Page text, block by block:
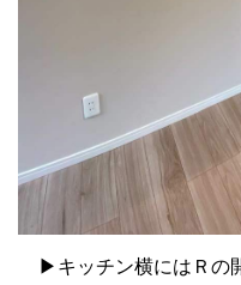
▶キッチン横にはＲの